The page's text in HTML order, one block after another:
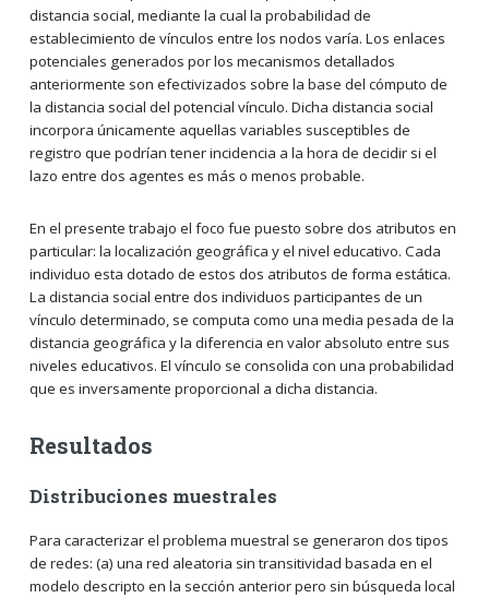
distancia social, mediante la cual la probabilidad de
establecimiento de vínculos entre los nodos varía. Los enlaces
potenciales generados por los mecanismos detallados
anteriormente son efectivizados sobre la base del cómputo de
la distancia social del potencial vínculo. Dicha distancia social
incorpora únicamente aquellas variables susceptibles de
registro que podrían tener incidencia a la hora de decidir si el
lazo entre dos agentes es más o menos probable.
En el presente trabajo el foco fue puesto sobre dos atributos en
particular: la localización geográfica y el nivel educativo. Cada
individuo esta dotado de estos dos atributos de forma estática.
La distancia social entre dos individuos participantes de un
vínculo determinado, se computa como una media pesada de la
distancia geográfica y la diferencia en valor absoluto entre sus
niveles educativos. El vínculo se consolida con una probabilidad
que es inversamente proporcional a dicha distancia.
Resultados
Distribuciones muestrales
Para caracterizar el problema muestral se generaron dos tipos
de redes: (a) una red aleatoria sin transitividad basada en el
modelo descripto en la sección anterior pero sin búsqueda local